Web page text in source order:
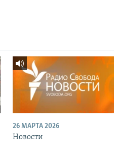
26 МАРТА 2026
Новости